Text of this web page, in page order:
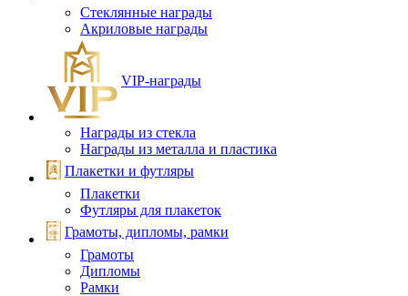
Стеклянные награды
Акриловые награды
VIP‑награды
Награды из стекла
Награды из металла и пластика
Плакетки и футляры
Плакетки
Футляры для плакеток
Грамоты, дипломы, рамки
Грамоты
Дипломы
Рамки